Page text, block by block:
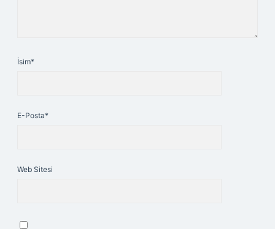
İsim*
E-Posta*
Web Sitesi